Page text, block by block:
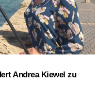
Andrea Kiewel zu